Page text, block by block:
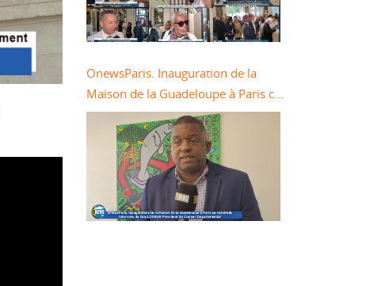
OnewsParis. Inauguration de la
Maison de la Guadeloupe à Paris ce
vendredi. Interview de Guy LOSBAR
Président du Conseil Départemental